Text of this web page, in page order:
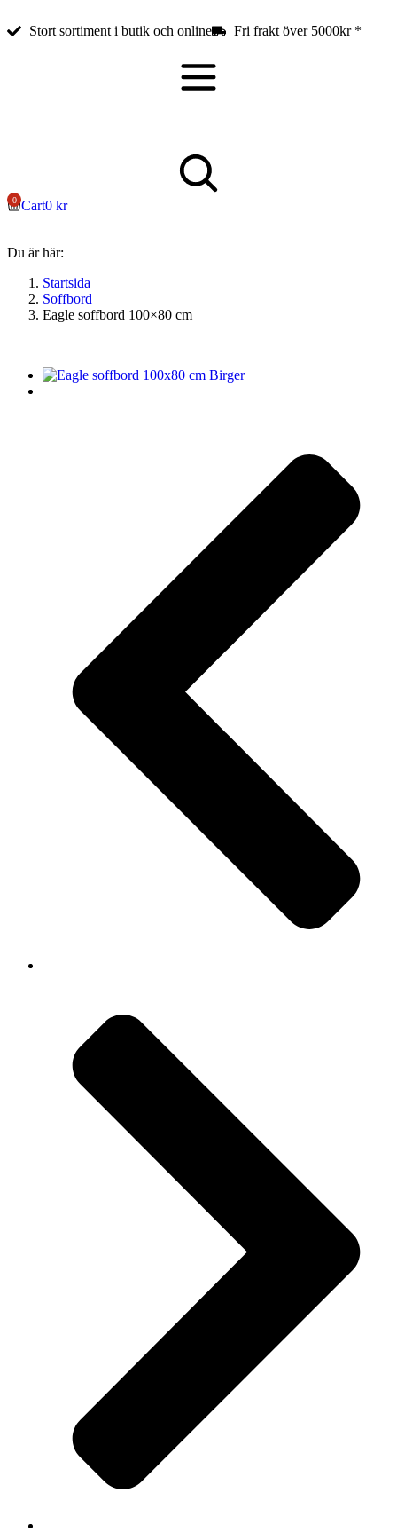
Stort sortiment i butik och online Fri frakt över 5000kr *
Cart0 kr
Du är här:
Startsida
Soffbord
Eagle soffbord 100×80 cm